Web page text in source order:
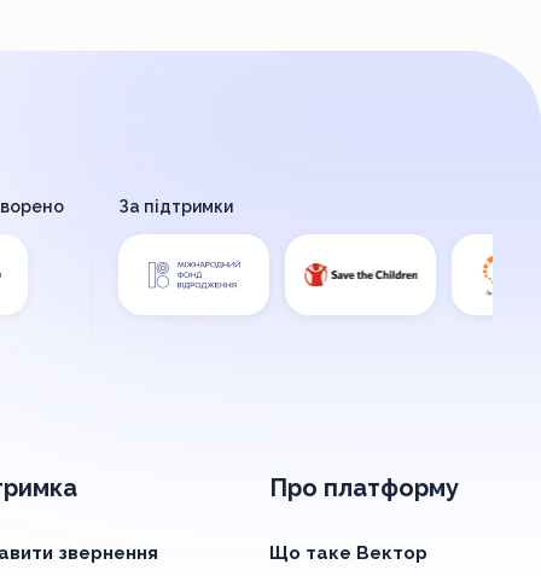
звернення
Про платформу
Що таке Вектор
За підтримки